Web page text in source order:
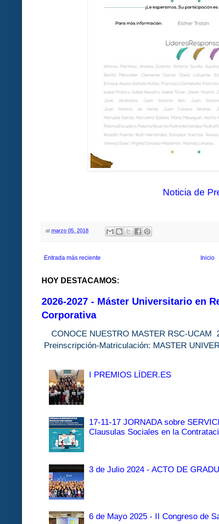
Noticia de
at marzo 05, 2018
Entrada más reciente Inicio
HOY DESTACAMOS:
2026-2027 - Máster Universitario en
Corporativa
CONOCE NUESTRO MASTER
Preinscripción-Matriculación: MASTER
I PREMIOS LÍDER.ES
17-11-17 JORNADA sobre
Clausulas Sociales en la
3 de Julio 2024 - ACTO DE
6 de Mayo 2025 - II Congreso de